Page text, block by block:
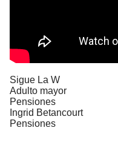
Sigue La W
Adulto mayor
Pensiones
Ingrid Betancourt
Pensiones